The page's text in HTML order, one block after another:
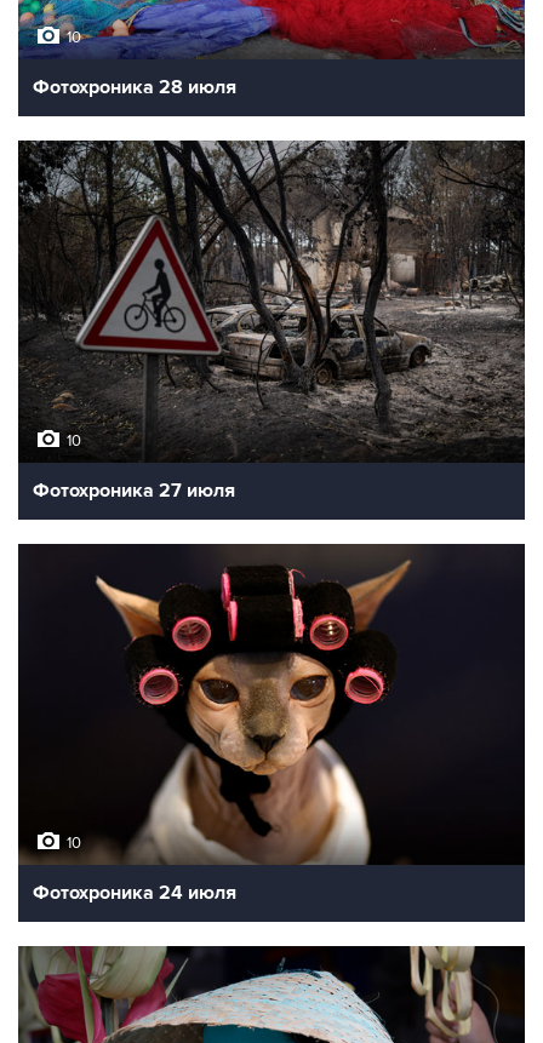
10
Фотохроника 28 июля
10
Фотохроника 27 июля
10
Фотохроника 24 июля